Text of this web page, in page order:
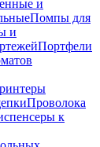
и
Помпы для
и
Портфели
Проволока
к